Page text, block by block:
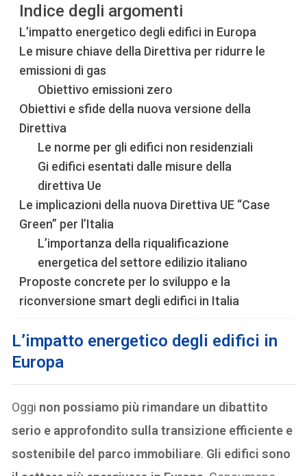
Indice degli argomenti
L’impatto energetico degli edifici in Europa
Le misure chiave della Direttiva per ridurre le
emissioni di gas
Obiettivo emissioni zero
Obiettivi e sfide della nuova versione della
Direttiva
Le norme per gli edifici non residenziali
Gi edifici esentati dalle misure della
direttiva Ue
Le implicazioni della nuova Direttiva UE “Case
Green” per l’Italia
L’importanza della riqualificazione
energetica del settore edilizio italiano
Proposte concrete per lo sviluppo e la
riconversione smart degli edifici in Italia
L’impatto energetico degli edifici in
Europa
Oggi non possiamo più rimandare un dibattito
serio e approfondito sulla transizione efficiente e
sostenibile del parco immobiliare. Gli edifici sono